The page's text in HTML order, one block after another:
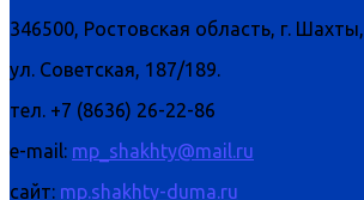
346500, Ростовская область, г. Шахты,
ул. Советская, 187/189.
тел. +7 (8636) 26-22-86
e-mail: mp_shakhty@mail.ru
сайт: mp.shakhty-duma.ru